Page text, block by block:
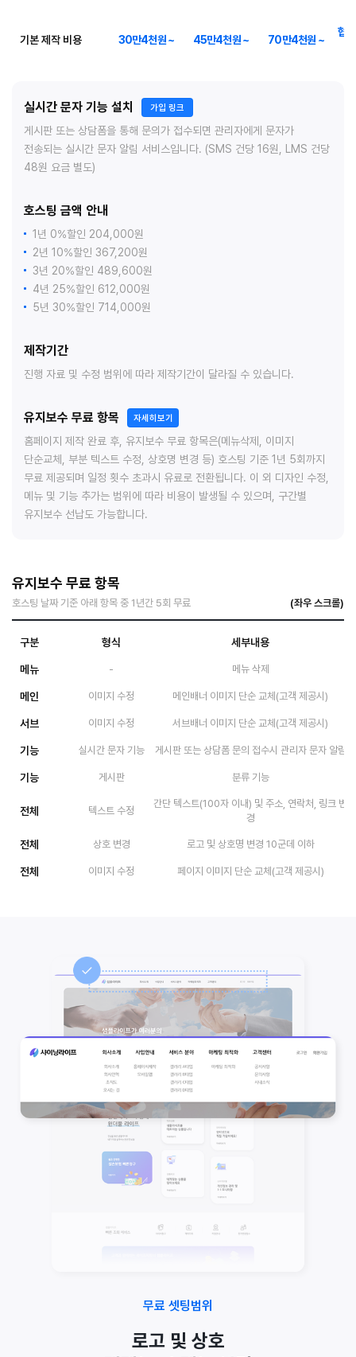
기본 제작 비용 30만4천원 ~ 45만4천원 ~ 70만4천원 ~
협
실시간 문자 기능 설치 가입 링크
게시판 또는 상담폼을 통해 문의가 접수되면 관리자에게 문자가
전송되는 실시간 문자 알림 서비스입니다. (SMS 건당 16원, LMS 건당
48원 요금 별도)
호스팅 금액 안내
1년 0%할인 204,000원
2년 10%할인 367,200원
3년 20%할인 489,600원
4년 25%할인 612,000원
5년 30%할인 714,000원
제작기간
진행 자료 및 수정 범위에 따라 제작기간이 달라질 수 있습니다.
유지보수 무료 항목 자세히보기
홈페이지 제작 완료 후, 유지보수 무료 항목은(메뉴삭제, 이미지
단순교체, 부분 텍스트 수정, 상호명 변경 등) 호스팅 기준 1년 5회까지
무료 제공되며 일정 횟수 초과시 유료로 전환됩니다. 이 외 디자인 수정,
메뉴 및 기능 추가는 범위에 따라 비용이 발생될 수 있으며, 구간별
유지보수 선납도 가능합니다.
유지보수 무료 항목
호스팅 날짜 기준 아래 항목 중 1년간 5회 무료
구분 형식 세부내용
메뉴 - 메뉴 삭제
메인 이미지 수정 메인배너 이미지 단순 교체(고객 제공시)
서브 이미지 수정 서브배너 이미지 단순 교체(고객 제공시)
기능 실시간 문자 기능 게시판 또는 상담폼 문의 접수시 관리자 문자 알림
기능 게시판 분류 기능
전체 텍스트 수정
간단 텍스트(100자 이내) 및 주소, 연락처, 링크 변
경
전체 상호 변경 로고 및 상호명 변경 10군데 이하
전체 이미지 수정 페이지 이미지 단순 교체(고객 제공시)
무료 셋팅범위
로고 및 상호